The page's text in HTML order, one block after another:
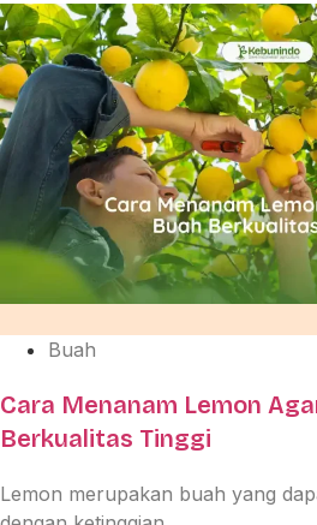
Buah
Cara Menanam Lemon
Berkualitas Tinggi
Lemon merupakan buah yang